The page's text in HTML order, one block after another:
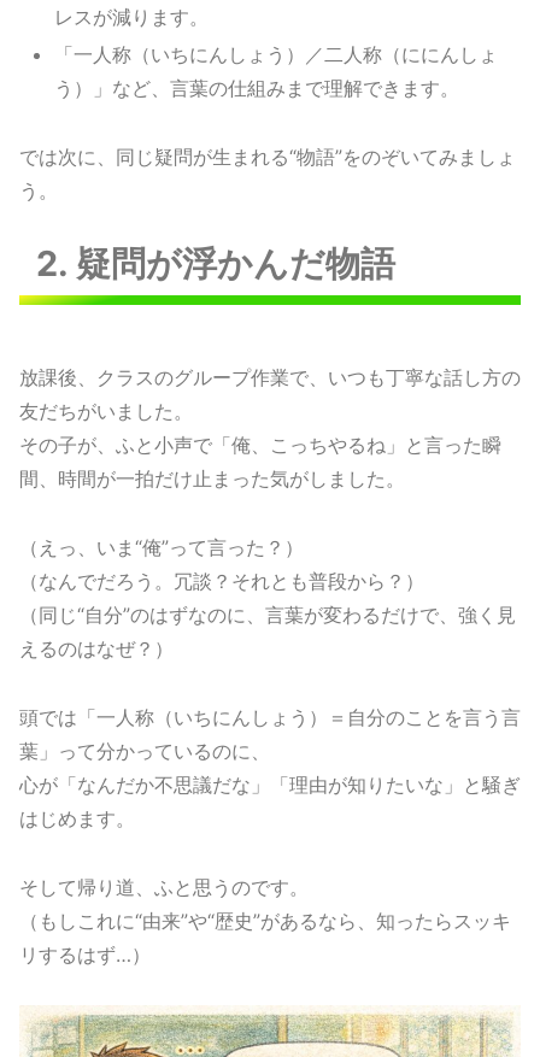
レスが減ります。
「一人称（いちにんしょう）／二人称（ににんしょ
う）」など、言葉の仕組みまで理解できます。
では次に、同じ疑問が生まれる“物語”をのぞいてみましょ
う。
2. 疑問が浮かんだ物語
放課後、クラスのグループ作業で、いつも丁寧な話し方の
友だちがいました。
その子が、ふと小声で「俺、こっちやるね」と言った瞬
間、時間が一拍だけ止まった気がしました。
（えっ、いま“俺”って言った？）
（なんでだろう。冗談？それとも普段から？）
（同じ“自分”のはずなのに、言葉が変わるだけで、強く見
えるのはなぜ？）
頭では「一人称（いちにんしょう）＝自分のことを言う言
葉」って分かっているのに、
心が「なんだか不思議だな」「理由が知りたいな」と騒ぎ
はじめます。
そして帰り道、ふと思うのです。
（もしこれに“由来”や“歴史”があるなら、知ったらスッキ
リするはず…）